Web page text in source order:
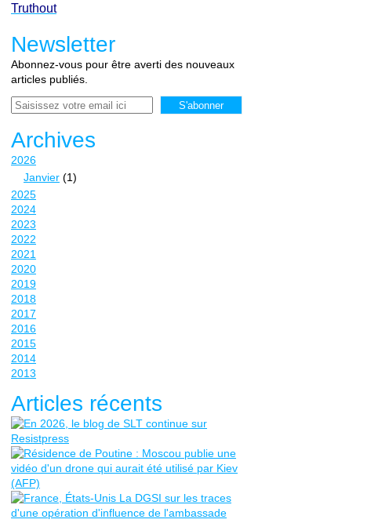
Truthout
Newsletter
Abonnez-vous pour être averti des nouveaux
articles publiés.
Email
Archives
2026
Janvier (1)
2025
2024
2023
2022
2021
2020
2019
2018
2017
2016
2015
2014
2013
Articles récents